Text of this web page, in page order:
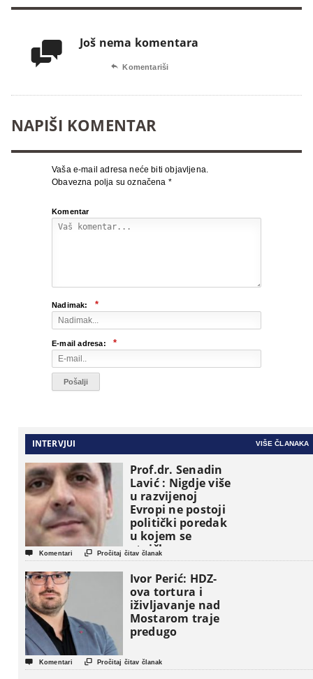
 Još nema komentara
 Komentariši
NAPIŠI KOMENTAR
Vaša e-mail adresa neće biti objavljena.
Obavezna polja su označena *
Komentar
Nadimak: *
E-mail adresa: *
INTERVJUI VIŠE ČLANAKA
Prof.dr. Senadin
Lavić : Nigdje više
u razvijenoj
Evropi ne postoji
politički poredak
u kojem se
etničke grupe
pojavljuju kao
osnovne
političke jedinice
 Komentari  Pročitaj čitav članak
Ivor Perić: HDZ-
ova tortura i
iživljavanje nad
Mostarom traje
predugo
 Komentari  Pročitaj čitav članak